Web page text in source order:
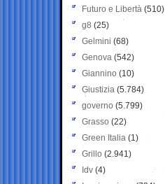
Futuro e Libertà (510)
g8 (25)
Gelmini (68)
Genova (542)
Giannino (10)
Giustizia (5.784)
governo (5.799)
Grasso (22)
Green Italia (1)
Grillo (2.941)
Idv (4)